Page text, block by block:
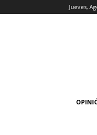
Jueves,